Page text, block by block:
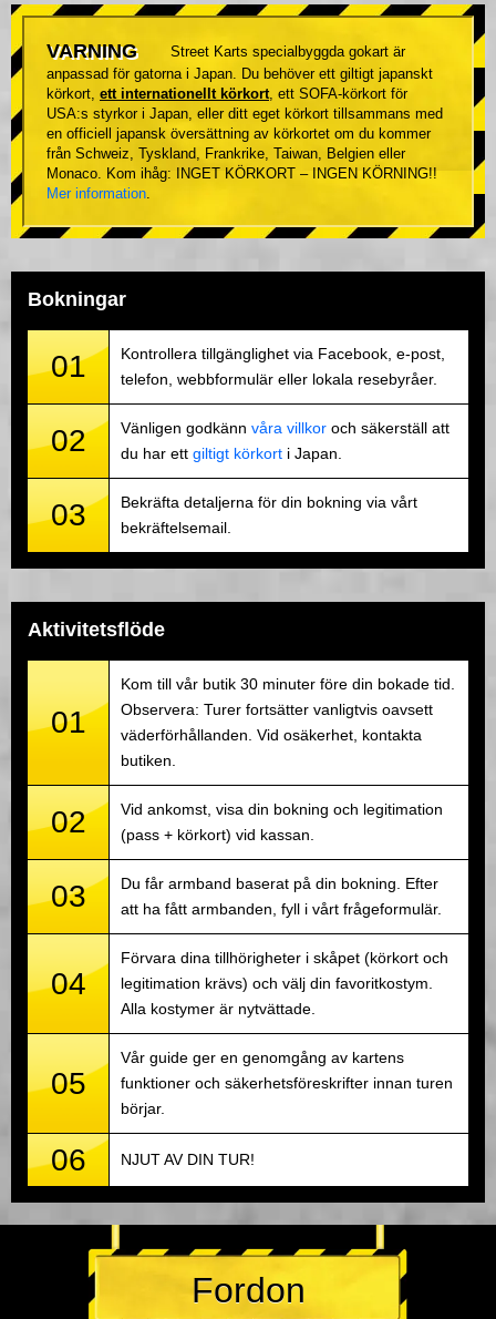
VARNING
Street Karts specialbyggda gokart är
anpassad för gatorna i Japan. Du behöver ett giltigt japanskt
körkort, ett internationellt körkort, ett SOFA-körkort för
USA:s styrkor i Japan, eller ditt eget körkort tillsammans med
en officiell japansk översättning av körkortet om du kommer
från Schweiz, Tyskland, Frankrike, Taiwan, Belgien eller
Monaco. Kom ihåg: INGET KÖRKORT – INGEN KÖRNING!!
Mer information.
Bokningar
01
Kontrollera tillgänglighet via Facebook, e-post,
telefon, webbformulär eller lokala resebyråer.
02 Vänligen godkänn våra villkor och säkerställ att
du har ett giltigt körkort i Japan.
03
Bekräfta detaljerna för din bokning via vårt
bekräftelsemail.
Aktivitetsflöde
01
Kom till vår butik 30 minuter före din bokade tid.
Observera: Turer fortsätter vanligtvis oavsett
väderförhållanden. Vid osäkerhet, kontakta
butiken.
02
Vid ankomst, visa din bokning och legitimation
(pass + körkort) vid kassan.
03
Du får armband baserat på din bokning. Efter
att ha fått armbanden, fyll i vårt frågeformulär.
04
Förvara dina tillhörigheter i skåpet (körkort och
legitimation krävs) och välj din favoritkostym.
Alla kostymer är nytvättade.
05
Vår guide ger en genomgång av kartens
funktioner och säkerhetsföreskrifter innan turen
börjar.
06 NJUT AV DIN TUR!
Fordon